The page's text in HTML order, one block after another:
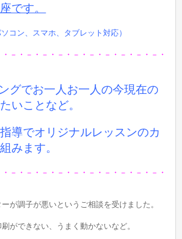
です。
コン、スマホ、タブレット対応）
－・－・－・－・－・－・－・－・－・－・
グでお一人お一人の今現在の
いことなど。
導でオリジナルレッスンのカ
みます。
－・－・－・－・－・－・－・－・－・－・
が調子が悪いというご相談を受けました。
ができない、うまく動かないなど。